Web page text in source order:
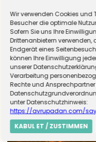
Almanya zorunlu
hizmet için düğmeye
Wir verwenden Cookies
Besucher die optimale
Sofern Sie uns Ihre
Drittenanbietern
Endgerät eines
können Ihre Einwilligung
unserer
Verarbeitung
Rechte und
unter Datenschutzhinweis:
https://avrupadan.com/
KABUL ET / ZUSTIMMEN